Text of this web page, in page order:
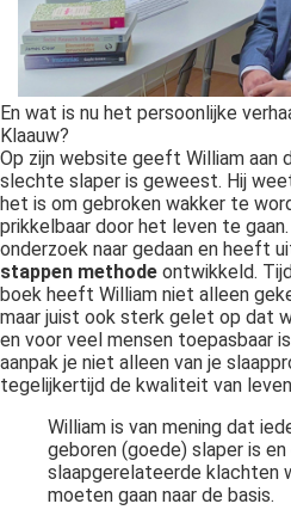
En wat is nu het persoonlijke
Klaauw?
Op zijn website geeft William aan
slechte slaper is geweest. Hij
het is om gebroken wakker te
prikkelbaar door het leven te
onderzoek naar gedaan en heeft
stappen methode ontwikkeld.
boek heeft William niet alleen
maar juist ook sterk gelet op dat
en voor veel mensen toepasbaar
aanpak je niet alleen van je
tegelijkertijd de kwaliteit van
William is van mening dat
geboren (goede) slaper is
slaapgerelateerde klachten
moeten gaan naar de basis.